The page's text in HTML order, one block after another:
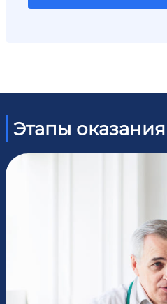
Этапы оказания